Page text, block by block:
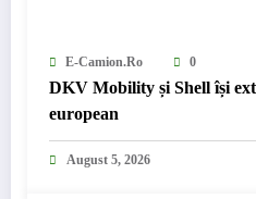
E-Camion.ro 0
DKV Mobility și Shell își
european
August 5, 2026